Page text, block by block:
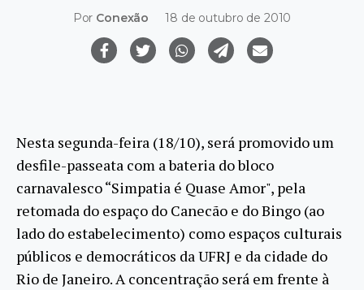
Por Conexão 18 de outubro de 2010
Nesta segunda-feira (18/10), será promovido um
desfile-passeata com a bateria do bloco
carnavalesco “Simpatia é Quase Amor", pela
retomada do espaço do Canecão e do Bingo (ao
lado do estabelecimento) como espaços culturais
públicos e democráticos da UFRJ e da cidade do
Rio de Janeiro. A concentração será em frente à